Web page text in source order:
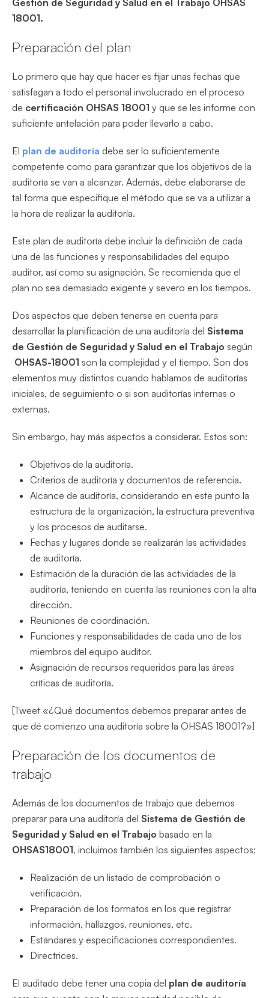
Gestión de Seguridad y Salud en el Trabajo OHSAS
18001.
Preparación del plan
Lo primero que hay que hacer es fijar unas fechas que
satisfagan a todo el personal involucrado en el proceso
de certificación OHSAS 18001 y que se les informe con
suficiente antelación para poder llevarlo a cabo.
El plan de auditoría debe ser lo suficientemente
competente como para garantizar que los objetivos de la
auditoría se van a alcanzar. Además, debe elaborarse de
tal forma que especifique el método que se va a utilizar a
la hora de realizar la auditoría.
Este plan de auditoría debe incluir la definición de cada
una de las funciones y responsabilidades del equipo
auditor, así como su asignación. Se recomienda que el
plan no sea demasiado exigente y severo en los tiempos.
Dos aspectos que deben tenerse en cuenta para
desarrollar la planificación de una auditoría del Sistema
de Gestión de Seguridad y Salud en el Trabajo según
OHSAS-18001 son la complejidad y el tiempo. Son dos
elementos muy distintos cuando hablamos de auditorías
iniciales, de seguimiento o si son auditorías internas o
externas.
Sin embargo, hay más aspectos a considerar. Estos son:
Objetivos de la auditoría.
Criterios de auditoría y documentos de referencia.
Alcance de auditoría, considerando en este punto la
estructura de la organización, la estructura preventiva
y los procesos de auditarse.
Fechas y lugares donde se realizarán las actividades
de auditoría.
Estimación de la duración de las actividades de la
auditoría, teniendo en cuenta las reuniones con la alta
dirección.
Reuniones de coordinación.
Funciones y responsabilidades de cada uno de los
miembros del equipo auditor.
Asignación de recursos requeridos para las áreas
críticas de auditoría.
[Tweet «¿Qué documentos debemos preparar antes de
que dé comienzo una auditoría sobre la OHSAS 18001?»]
Preparación de los documentos de
trabajo
Además de los documentos de trabajo que debemos
preparar para una auditoría del Sistema de Gestión de
Seguridad y Salud en el Trabajo basado en la
OHSAS18001, incluimos también los siguientes aspectos:
Realización de un listado de comprobación o
verificación.
Preparación de los formatos en los que registrar
información, hallazgos, reuniones, etc.
Estándares y especificaciones correspondientes.
Directrices.
El auditado debe tener una copia del plan de auditoría